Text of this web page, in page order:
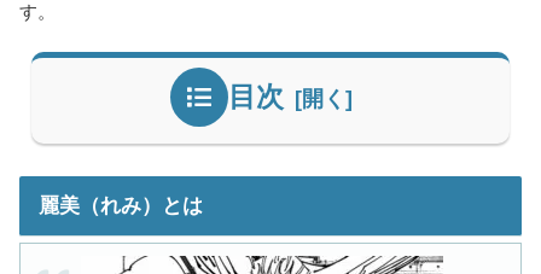
す。
目次
麗美（れみ）とは